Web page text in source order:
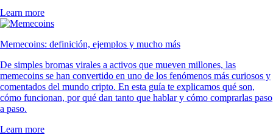
Learn more
Memecoins: definición, ejemplos y mucho más
De simples bromas virales a activos que mueven millones, las
memecoins se han convertido en uno de los fenómenos más curiosos y
comentados del mundo cripto. En esta guía te explicamos qué son,
cómo funcionan, por qué dan tanto que hablar y cómo comprarlas paso
a paso.
Learn more